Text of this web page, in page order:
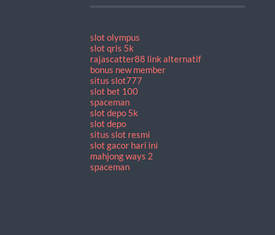
slot olympus
slot qris 5k
rajascatter88 link alternatif
bonus new member
situs slot777
slot bet 100
spaceman
slot depo 5k
slot depo
situs slot resmi
slot gacor hari ini
mahjong ways 2
spaceman